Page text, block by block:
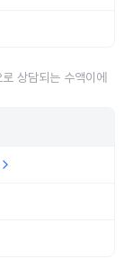
상담되는 수액이에